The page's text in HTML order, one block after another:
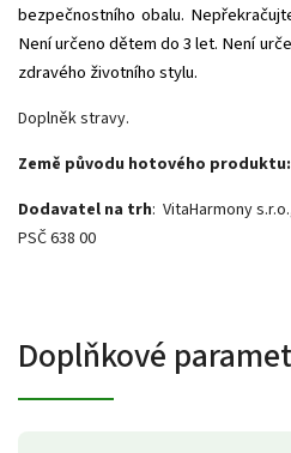
bezpečnostního obalu.
Není určeno dětem do 3 let. Není
zdravého životního stylu.
Doplněk stravy.
Země původu hotového produktu:
Dodavatel na trh: VitaHarmony
PSČ 638 00
Doplňkové